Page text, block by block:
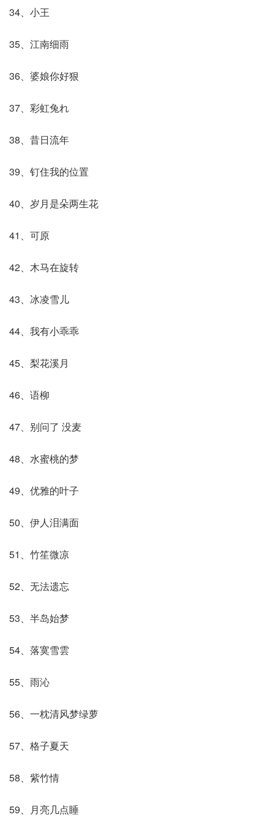
34、小王
35、江南细雨
36、婆娘你好狠
37、彩虹兔れ
38、昔日流年
39、钉住我的位置
40、岁月是朵两生花
41、可原
42、木马在旋转
43、冰凌雪儿
44、我有小乖乖
45、梨花溪月
46、语柳
47、别问了 没麦
48、水蜜桃的梦
49、优雅的叶子
50、伊人泪满面
51、竹笙微凉
52、无法遗忘
53、半岛始梦
54、落寞雪雲
55、雨沁
56、一枕清风梦绿萝
57、格子夏天
58、紫竹情
59、月亮几点睡